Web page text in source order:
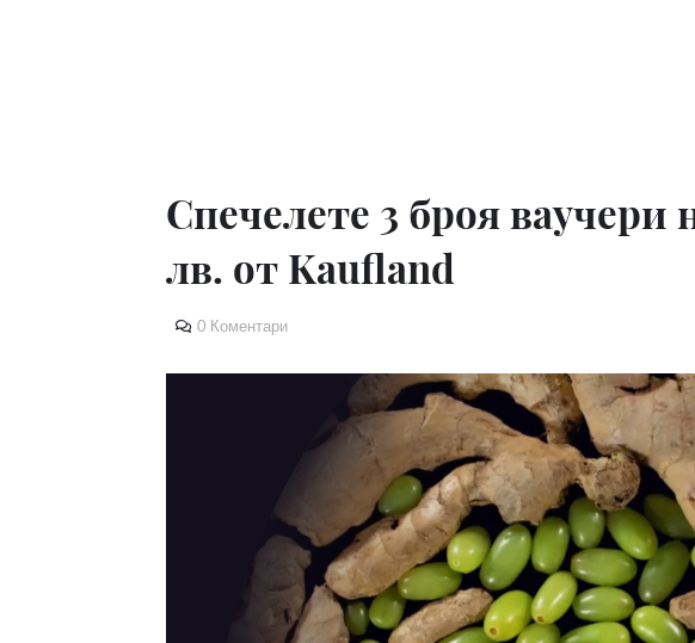
Спечелете 3 броя ваучери
лв. от Kaufland
0 Коментари